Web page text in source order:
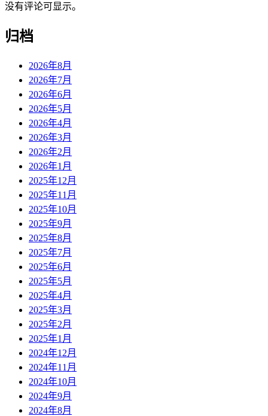
没有评论可显示。
归档
2026年8月
2026年7月
2026年6月
2026年5月
2026年4月
2026年3月
2026年2月
2026年1月
2025年12月
2025年11月
2025年10月
2025年9月
2025年8月
2025年7月
2025年6月
2025年5月
2025年4月
2025年3月
2025年2月
2025年1月
2024年12月
2024年11月
2024年10月
2024年9月
2024年8月